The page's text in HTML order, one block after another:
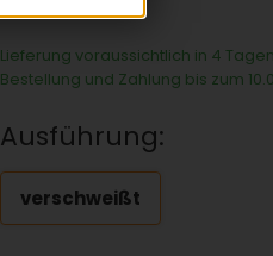
Lieferung voraussichtlich in 4
Bestellung und Zahlung bis zum
Ausführung:
verschweißt